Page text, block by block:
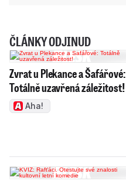
ČLÁNKY ODJINUD
Zvrat u Plekance a Šafářové:
Totálně uzavřená záležitost!
Aha!